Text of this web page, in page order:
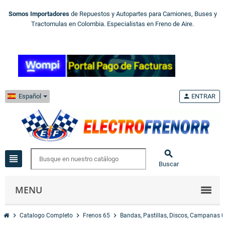
Somos Importadores de Repuestos y Autopartes para Camiones, Buses y
Tractomulas en Colombia. Especialistas en Freno de Aire.
Español
view_headline 
Buscar
person ENTRAR
MENU
chevron_right Catalogo Completo chevron_right Frenos 65 chevron_right Bandas, Pastillas, Discos, Campanas